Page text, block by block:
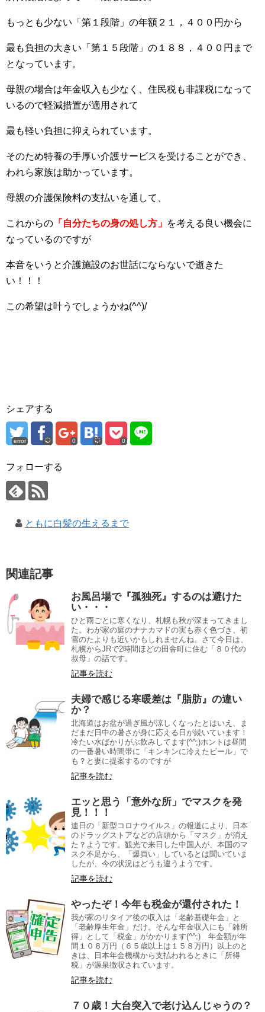
もっとも少ない「第１段階」の年額２１，４００円から
最も負担の大きい「第１５段階」の１８８，４００円まで
となっています。
母親の場合は年金収入も少なく、住民税も非課税になって
いるので軽減措置が適用されて
最も軽い負担に抑えられています。
そのため特養の手厚い介護サービスを受けることができ、
われら家族は助かっています。
母親の介護保険料の支払いを通して、
これからの 「自分たちの身の処し方」 を考える良い機会に
なっているのですが
本音をいうと介護施設のお世話にならないで逝きた
い！！！
この希望は叶うでしょうかね(^^)/
シェアする
error 0 0
フォローする
ともに白髪の生えるまで
関連記事
お風呂場で『孤独死』するのは避けた
い・・・
ひと雨ごとに寒くなり、札幌も秋が深まってきまし
た。わが家の庭のナナカマドの実も赤く色づき、初
雪のたよりも近いかもしれませんね。さて今日は、
札幌からJRで2時間ほどの田舎町に住む「８０代の
叔母」の話です。
記事を読む
夫婦で感じる寒暖差は『脂肪』の違い
か？
北海道はお盆が過ぎ風が涼しくなったとはいえ、ま
だまだ日中の暑さが身に応える日が続いています！
冷たい水ばかりがぶ飲みしてます(^^;)ホントは昼間
の一番暑い時間帯に「キンキンに冷えたビール」で
も？と妻に提案するのですが
記事を読む
エッと思う「意外な所」でマスクを発
見！！！
連日の「新型コロナウイルス」の報道により、日本
のドラッグストアなどの店頭から「マスク」が消え
た？ようです。観光で来日した中国人が、本国のマ
スク不足から、「爆買い」しているとは聞いていま
したが、今の状況はどうも違うようです。
記事を読む
やったぞ！今年も税金が還付された！
我が家のリタイア後の収入は「老齢基礎年金」と
「老齢厚生年金」だけ。そんな年金収入にも「雑所
得」として「税金」がかかります(^^;) 年金額が年
間１０８万円（６５歳以上は１５８万円）以上のと
きは、日本年金機構から支払われるときに「所得
税」が源泉徴収されています。
記事を読む
７０歳！大台突入で老け込んじゃうの？